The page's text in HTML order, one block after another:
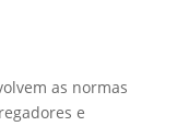
as normas
e